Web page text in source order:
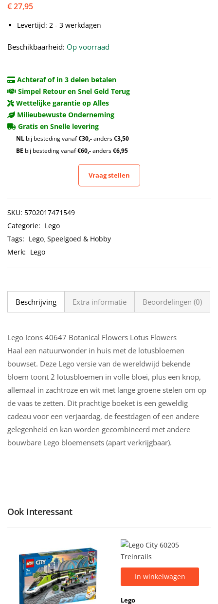
€27,95
Levertijd: 2 - 3 werkdagen
Beschikbaarheid: Op voorraad
Achteraf of in 3 delen betalen
Simpel Retour en Snel Geld Terug
Wettelijke garantie op Alles
Milieubewuste Onderneming
Gratis en Snelle levering
NL bij besteding vanaf€30,-anders€3,50
BE bij besteding vanaf€60,-anders€6,95
Vraag stellen
SKU: 5702017471549
Categorie: Lego
Tags: Lego Speelgoed & Hobby
Merk: Lego
Beschrijving Extra informatie Beoordelingen (0)
Lego Icons 40647 Botanical Flowers Lotus Flowers
Haal een natuurwonder in huis met de lotusbloemen
bouwset. Deze Lego versie van de wereldwijd bekende
bloem toont 2 lotusbloemen in volle bloei, plus een knop,
allemaal in zachtroze en wit met lange groene stelen om op
de vaas te zetten. Dit prachtige boeket is een geweldig
cadeau voor een verjaardag, de feestdagen of een andere
gelegenheid en kan worden gecombineerd met andere
bouwbare Lego bloemensets (apart verkrijgbaar).
Ook Interessant
In winkelwagen
Lego